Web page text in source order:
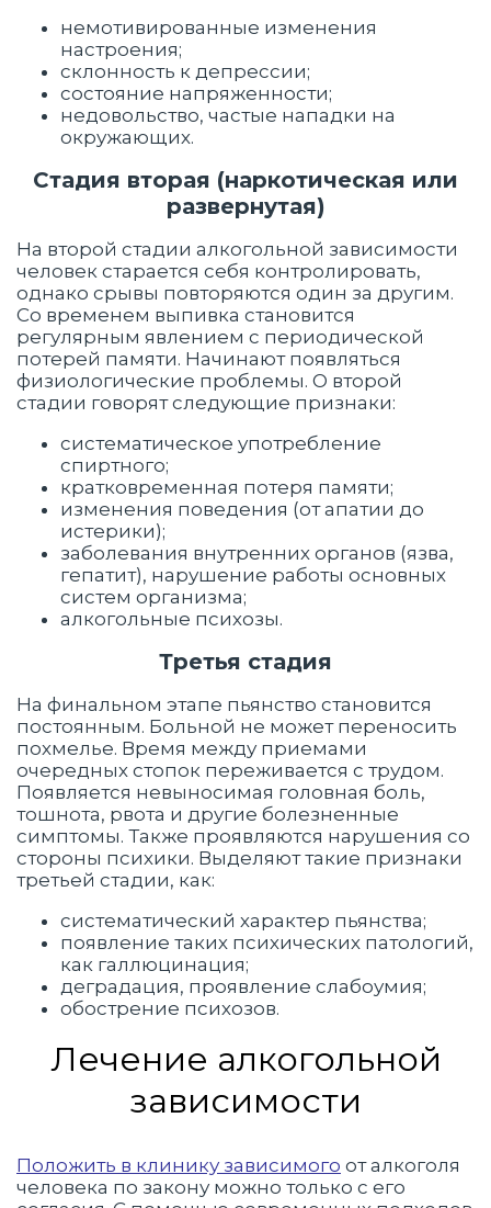
немотивированные изменения
настроения;
склонность к депрессии;
состояние напряженности;
недовольство, частые нападки на
окружающих.
Стадия вторая (наркотическая или
развернутая)
На второй стадии алкогольной зависимости
человек старается себя контролировать,
однако срывы повторяются один за другим.
Со временем выпивка становится
регулярным явлением с периодической
потерей памяти. Начинают появляться
физиологические проблемы. О второй
стадии говорят следующие признаки:
систематическое употребление
спиртного;
кратковременная потеря памяти;
изменения поведения (от апатии до
истерики);
заболевания внутренних органов (язва,
гепатит), нарушение работы основных
систем организма;
алкогольные психозы.
Третья стадия
На финальном этапе пьянство становится
постоянным. Больной не может переносить
похмелье. Время между приемами
очередных стопок переживается с трудом.
Появляется невыносимая головная боль,
тошнота, рвота и другие болезненные
симптомы. Также проявляются нарушения со
стороны психики. Выделяют такие признаки
третьей стадии, как:
систематический характер пьянства;
появление таких психических патологий,
как галлюцинация;
деградация, проявление слабоумия;
обострение психозов.
Лечение алкогольной
зависимости
Положить в клинику зависимого от алкоголя
человека по закону можно только с его